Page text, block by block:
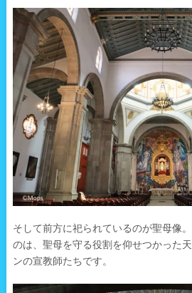
そして前方に祀られているのが聖母像
のは、聖母を守る役割を仰せつかった
ンの宣教師たちです。